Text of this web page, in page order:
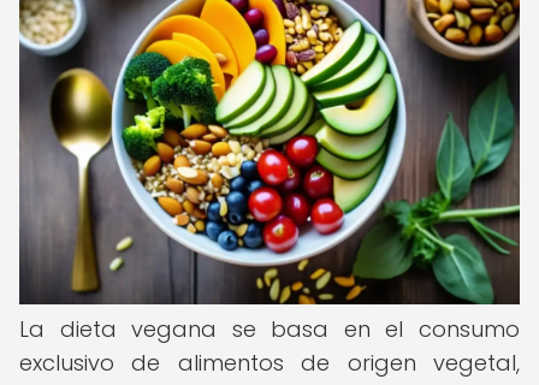
La dieta vegana se basa en el consumo
exclusivo de alimentos de origen vegetal,